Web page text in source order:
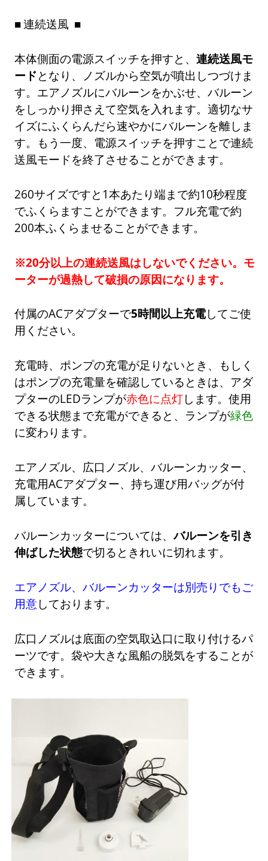
連続送風
本体側面の電源スイッチを押すと、連続送風モ
ードとなり、ノズルから空気が噴出しつづけま
す。エアノズルにバルーンをかぶせ、バルーン
をしっかり押さえて空気を入れます。適切なサ
イズにふくらんだら速やかにバルーンを離しま
す。もう一度、電源スイッチを押すことで連続
送風モードを終了させることができます。
260サイズですと1本あたり端まで約10秒程度
でふくらますことができます。フル充電で約
200本ふくらませることができます。
※20分以上の連続送風はしないでください。モ
ーターが過熱して破損の原因になります。
付属のACアダプターで5時間以上充電してご使
用ください。
充電時、ポンプの充電が足りないとき、もしく
はポンプの充電量を確認しているときは、アダ
プターのLEDランプが赤色に点灯します。使用
できる状態まで充電ができると、ランプが緑色
に変わります。
エアノズル、広口ノズル、バルーンカッター、
充電用ACアダプター、持ち運び用バッグが付
属しています。
バルーンカッターについては、バルーンを引き
伸ばした状態で切るときれいに切れます。
エアノズル、バルーンカッターは別売りでもご
用意しております。
広口ノズルは底面の空気取込口に取り付けるパ
ーツです。袋や大きな風船の脱気をすることが
できます。